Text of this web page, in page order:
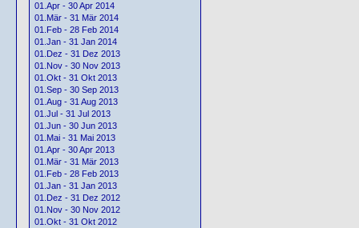
01.Apr - 30 Apr 2014
01.Mär - 31 Mär 2014
01.Feb - 28 Feb 2014
01.Jan - 31 Jan 2014
01.Dez - 31 Dez 2013
01.Nov - 30 Nov 2013
01.Okt - 31 Okt 2013
01.Sep - 30 Sep 2013
01.Aug - 31 Aug 2013
01.Jul - 31 Jul 2013
01.Jun - 30 Jun 2013
01.Mai - 31 Mai 2013
01.Apr - 30 Apr 2013
01.Mär - 31 Mär 2013
01.Feb - 28 Feb 2013
01.Jan - 31 Jan 2013
01.Dez - 31 Dez 2012
01.Nov - 30 Nov 2012
01.Okt - 31 Okt 2012